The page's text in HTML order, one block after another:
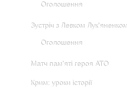
Оголошення
Зустріч з Левком Лук'яненком
Оголошення
Матч пам'яті героя АТО
Крим: уроки історії